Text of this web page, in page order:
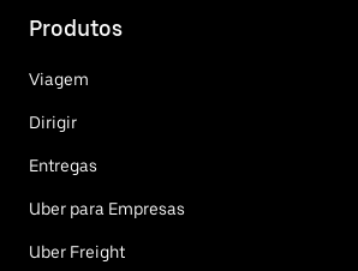
Produtos
Viagem
Dirigir
Entregas
Uber para Empresas
Uber Freight